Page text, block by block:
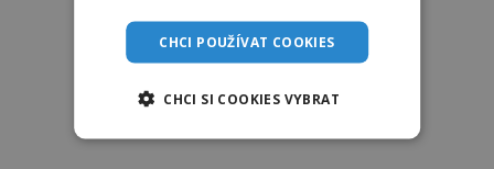
CHCI POUŽÍVAT COOKIES
CHCI SI COOKIES VYBRAT